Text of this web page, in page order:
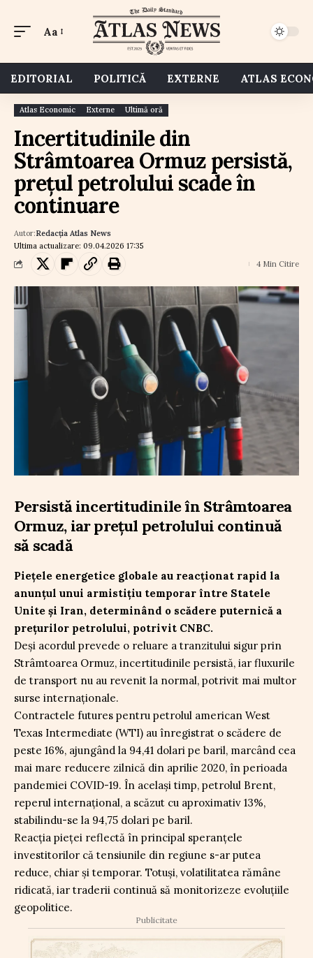
Aa
EDITORIAL POLITICĂ EXTERNE ATLAS
Atlas Economic Externe Ultimă oră
Incertitudinile din
Strâmtoarea Ormuz persistă,
prețul petrolului scade în
continuare
Ultima actualizare: 09.04.2026 17:35
Autor:Redacția Atlas News
4 Min Citire
Persistă incertitudinile în Strâmtoarea
Ormuz, iar prețul petrolului continuă
să scadă
Piețele energetice globale au reacționat rapid la
anunțul unui armistițiu temporar între Statele
Unite și Iran, determinând o scădere puternică a
prețurilor petrolului, potrivit CNBC.
Deși acordul prevede o reluare a tranzitului sigur prin
Strâmtoarea Ormuz, incertitudinile persistă, iar fluxurile
de transport nu au revenit la normal, potrivit mai multor
surse internaționale.
Contractele futures pentru petrolul american West
Texas Intermediate (WTI) au înregistrat o scădere de
peste 16%, ajungând la 94,41 dolari pe baril, marcând cea
mai mare reducere zilnică din aprilie 2020, în perioada
pandemiei COVID-19. În același timp, petrolul Brent,
reperul internațional, a scăzut cu aproximativ 13%,
stabilindu-se la 94,75 dolari pe baril.
Reacția pieței reflectă în principal speranțele
investitorilor că tensiunile din regiune s-ar putea
reduce, chiar și temporar. Totuși, volatilitatea rămâne
ridicată, iar traderii continuă să monitorizeze evoluțiile
geopolitice.
Publicitate